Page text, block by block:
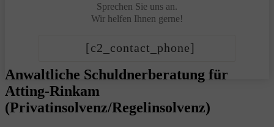
Sprechen Sie uns an.
Wir helfen Ihnen gerne!
[c2_contact_phone]
Anwaltliche Schuldnerberatung für
Atting-Rinkam
(Privatinsolvenz/Regelinsolvenz)